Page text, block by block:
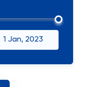
1 Jan, 2023